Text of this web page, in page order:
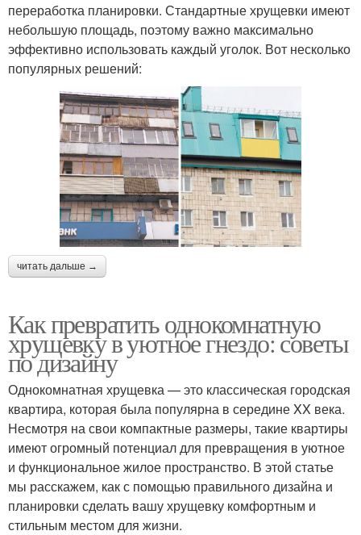
переработка планировки. Стандартные хрущевки имеют
небольшую площадь, поэтому важно максимально
эффективно использовать каждый уголок. Вот несколько
популярных решений:
читать дальше →
Как превратить однокомнатную
хрущевку в уютное гнездо: советы
по дизайну
Однокомнатная хрущевка — это классическая городская
квартира, которая была популярна в середине XX века.
Несмотря на свои компактные размеры, такие квартиры
имеют огромный потенциал для превращения в уютное
и функциональное жилое пространство. В этой статье
мы расскажем, как с помощью правильного дизайна и
планировки сделать вашу хрущевку комфортным и
стильным местом для жизни.